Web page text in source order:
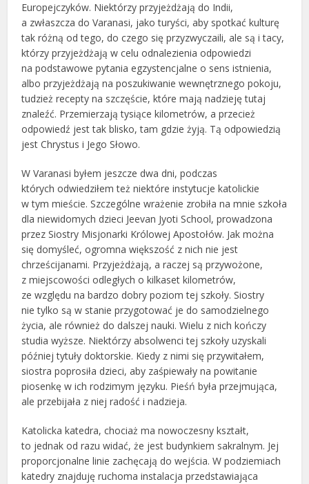
Europejczyków. Niektórzy przyjeżdżają do Indii,
a zwłaszcza do Varanasi, jako turyści, aby spotkać kulturę
tak różną od tego, do czego się przyzwyczaili, ale są i tacy,
którzy przyjeżdżają w celu odnalezienia odpowiedzi
na podstawowe pytania egzystencjalne o sens istnienia,
albo przyjeżdżają na poszukiwanie wewnętrznego pokoju,
tudzież recepty na szczęście, które mają nadzieję tutaj
znaleźć. Przemierzają tysiące kilometrów, a przecież
odpowiedź jest tak blisko, tam gdzie żyją. Tą odpowiedzią
jest Chrystus i Jego Słowo.
W Varanasi byłem jeszcze dwa dni, podczas
których odwiedziłem też niektóre instytucje katolickie
w tym mieście. Szczególne wrażenie zrobiła na mnie szkoła
dla niewidomych dzieci Jeevan Jyoti School, prowadzona
przez Siostry Misjonarki Królowej Apostołów. Jak można
się domyśleć, ogromna większość z nich nie jest
chrześcijanami. Przyjeżdżają, a raczej są przywożone,
z miejscowości odległych o kilkaset kilometrów,
ze względu na bardzo dobry poziom tej szkoły. Siostry
nie tylko są w stanie przygotować je do samodzielnego
życia, ale również do dalszej nauki. Wielu z nich kończy
studia wyższe. Niektórzy absolwenci tej szkoły uzyskali
później tytuły doktorskie. Kiedy z nimi się przywitałem,
siostra poprosiła dzieci, aby zaśpiewały na powitanie
piosenkę w ich rodzimym języku. Pieśń była przejmująca,
ale przebijała z niej radość i nadzieja.
Katolicka katedra, chociaż ma nowoczesny kształt,
to jednak od razu widać, że jest budynkiem sakralnym. Jej
proporcjonalne linie zachęcają do wejścia. W podziemiach
katedry znajduję ruchoma instalacja przedstawiająca